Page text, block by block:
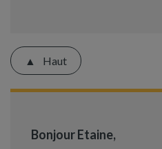
Haut
Bonjour Etaine,